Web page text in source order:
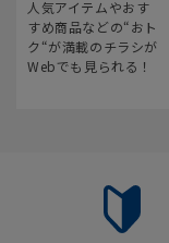
人気アイテムやおす
すめ商品などの“おト
ク“が満載のチラシが
Webでも見られる！